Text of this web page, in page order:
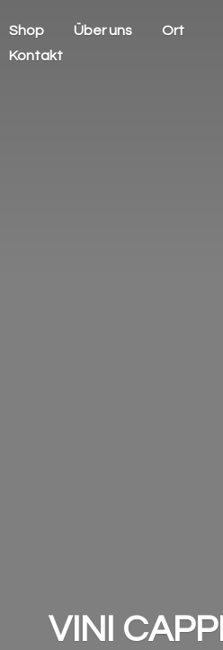
Shop Über uns
Ort
Kontakt
VINI